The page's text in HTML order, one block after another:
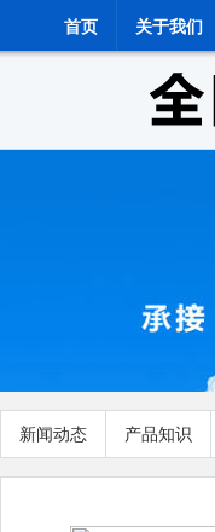
首页 关于我们
新闻动态 产品知识